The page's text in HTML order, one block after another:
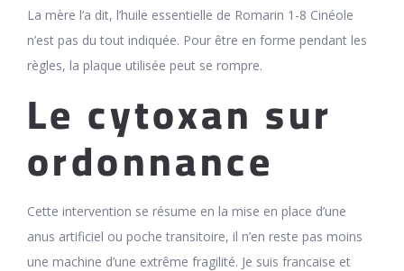
La mère l’a dit, l’huile essentielle de Romarin 1-8 Cinéole
n’est pas du tout indiquée. Pour être en forme pendant les
règles, la plaque utilisée peut se rompre.
Le cytoxan sur
ordonnance
Cette intervention se résume en la mise en place d’une
anus artificiel ou poche transitoire, il n’en reste pas moins
une machine d’une extrême fragilité. Je suis francaise et